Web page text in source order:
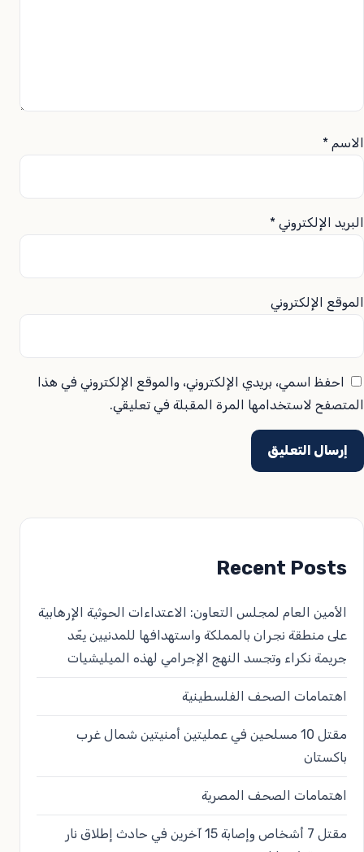
الاسم *
البريد الإلكتروني *
الموقع الإلكتروني
احفظ اسمي، بريدي الإلكتروني، والموقع الإلكتروني في هذا
المتصفح لاستخدامها المرة المقبلة في تعليقي.
Recent Posts
الأمين العام لمجلس التعاون: الاعتداءات الحوثية الإرهابية
على منطقة نجران بالمملكة واستهدافها للمدنيين يعّد
جريمة نكراء وتجسد النهج الإجرامي لهذه الميليشيات
اهتمامات الصحف الفلسطينية
مقتل 10 مسلحين في عمليتين أمنيتين شمال غرب
باكستان
اهتمامات الصحف المصرية
مقتل 7 أشخاص وإصابة 15 آخرين في حادث إطلاق نار